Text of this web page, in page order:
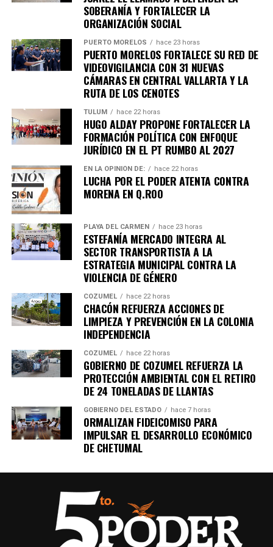
Unirme al canal de WhatsApp
SOBERANÍA Y FORTALECER LA
ORGANIZACIÓN SOCIAL
PUERTO MORELOS hace 23 horas
PUERTO MORELOS FORTALECE SU RED DE
VIDEOVIGILANCIA CON 31 NUEVAS
CÁMARAS EN CENTRAL VALLARTA Y LA
RUTA DE LOS CENOTES
TULUM hace 22 horas
HUGO ALDAY PROPONE FORTALECER LA
FORMACIÓN POLÍTICA CON ENFOQUE
JURÍDICO EN EL PT RUMBO AL 2027
EN LA OPINIÓN DE: hace 22 horas
LUCHA POR EL PODER ATENTA CONTRA
MORENA EN Q.ROO
PLAYA DEL CARMEN hace 23 horas
ESTEFANÍA MERCADO INTEGRA AL
SECTOR TRANSPORTISTA A LA
ESTRATEGIA MUNICIPAL CONTRA LA
VIOLENCIA DE GÉNERO
COZUMEL hace 22 horas
CHACÓN REFUERZA ACCIONES DE
LIMPIEZA Y PREVENCIÓN EN LA COLONIA
INDEPENDENCIA
COZUMEL hace 22 horas
GOBIERNO DE COZUMEL REFUERZA LA
PROTECCIÓN AMBIENTAL CON EL RETIRO
DE 24 TONELADAS DE LLANTAS
GOBIERNO DEL ESTADO hace 7 horas
ORMALIZAN FIDEICOMISO PARA
IMPULSAR EL DESARROLLO ECONÓMICO
DE CHETUMAL